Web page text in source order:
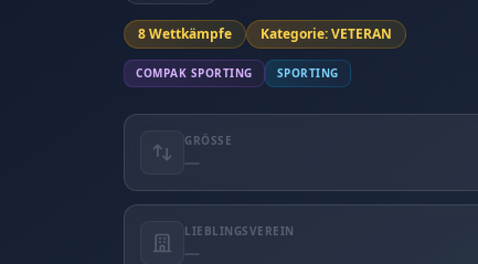
8 Wettkämpfe Kategorie: VETERAN
COMPAK SPORTING SPORTING
GRÖSSE
—
LIEBLINGSVEREIN
—